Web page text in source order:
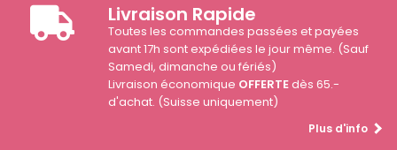
Livraison Rapide
Toutes les commandes passées et payées
avant 17h sont expédiées le jour même. (Sauf
Samedi, dimanche ou fériés)
Livraison économique OFFERTEdès 65.-
d'achat. (Suisse uniquement)
Plus d'info